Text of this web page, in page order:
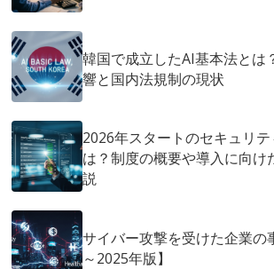
韓国で成立したAI基本法とは
響と国内法規制の現状
2026年スタートのセキュリ
は？制度の概要や導入に向け
説
サイバー攻撃を受けた企業の
～2025年版】